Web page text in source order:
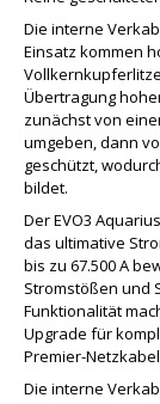
Die interne
Einsatz kommen
Übertragung
zunächst von
umgeben, dann
geschützt,
bildet.
Der EVO3
das ultimative
bis zu 67.500 A
Stromstößen und
Funktionalität
Upgrade für
Premier-
Die interne